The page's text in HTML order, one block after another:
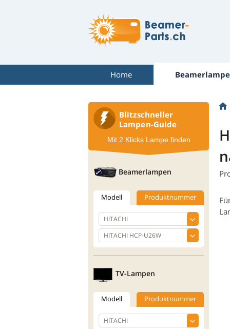
Home
Blitzschneller
Lampen-Guide
Mit 2 Klicks Lampe finden
Beamerlampen
Modell Produktnummer
TV-Lampen
Modell Produktnummer